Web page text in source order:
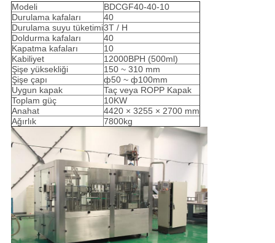
Modeli
BDCGF40-40-10
Durulama kafaları
40
Durulama suyu tüketimi3T / H
Doldurma kafaları
40
Kapatma kafaları
10
Kabiliyet
12000BPH (500ml)
Şişe yüksekliği
150 ~ 310 mm
Şişe çapı
ф50 ~ ф100mm
Uygun kapak
Taç veya ROPP Kapak
Toplam güç
10KW
Anahat
4420 × 3255 × 2700 mm
Ağırlık
7800kg